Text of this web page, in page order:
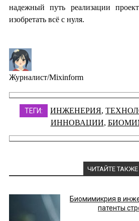
надежный путь реализации
изобретать всё с нуля.
Журналист/Mixinform
ТЕГИ: ИНЖЕНЕРИЯ,
ИННОВАЦИИ,
ЧИТАЙТЕ ТАКЖЕ
Биомимикрия в
патенты